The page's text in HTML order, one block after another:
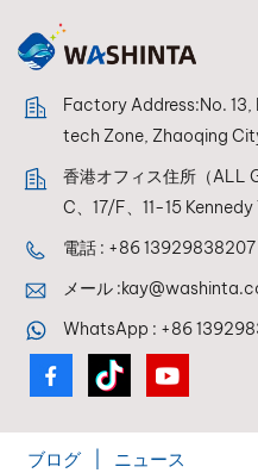
Factory Address:No.
tech Zone, Zhaoqing
香港オフィス住所（ALL
C、17/F、11-15
電話 : +86 13929838207
メール :
WhatsApp : +86
ブログ ニュース